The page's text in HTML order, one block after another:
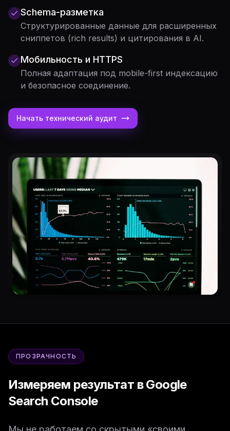
Schema-разметка
Структурированные данные для расширенных
сниппетов (rich results) и цитирования в AI.
Мобильность и HTTPS
Полная адаптация под mobile-first индексацию
и безопасное соединение.
Начать технический аудит
ПРОЗРАЧНОСТЬ
Измеряем результат в Google
Search Console